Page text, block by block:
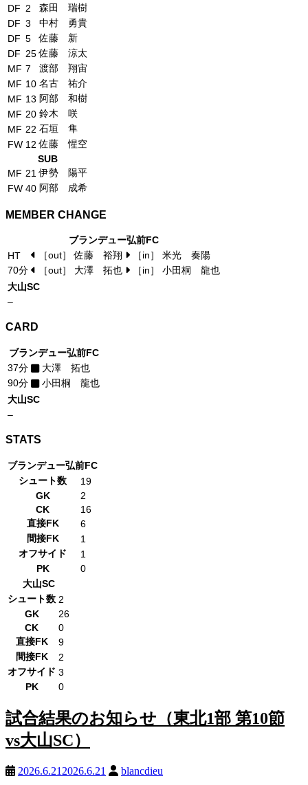
DF 2
森田 瑞樹
DF 3
中村 勇貴
DF 5
佐藤 新
DF 25 佐藤 涼太
MF 7
渡部 翔宙
MF 10 名古 祐介
MF 13 阿部 和樹
MF 20 鈴木 咲
MF 22 石垣 隼
FW 12 佐藤 惺空
SUB
MF 21 伊勢 陽平
FW 40 阿部 成希
MEMBER CHANGE
ブランデュー弘前FC
HT
［out］ 佐藤 裕翔
［in］ 米光 奏陽
70分
［out］ 大澤 拓也
［in］ 小田桐 龍也
大山SC
–
CARD
ブランデュー弘前FC
37分
大澤 拓也
90分
小田桐 龍也
大山SC
–
STATS
ブランデュー弘前FC
シュート数
19
GK
2
CK
16
直接FK
6
間接FK
1
オフサイド
1
PK
0
大山SC
シュート数 2
GK
26
CK
0
直接FK
9
間接FK
2
オフサイド 3
PK
0
試合結果のお知らせ（東北1部 第10節
vs大山SC）
2026.6.21 2026.6.21 blancdieu